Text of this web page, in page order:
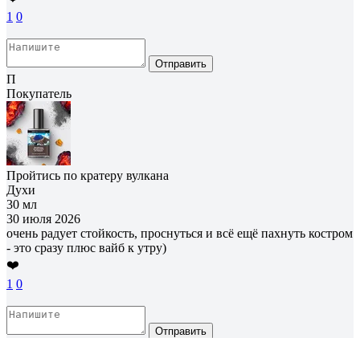
1 0
Отправить
П
Покупатель
Пройтись по кратеру вулкана
Духи
30 мл
30 июля 2026
очень радует стойкость, проснуться и всё ещё пахнуть костром
- это сразу плюс вайб к утру)
❤️
1 0
Отправить